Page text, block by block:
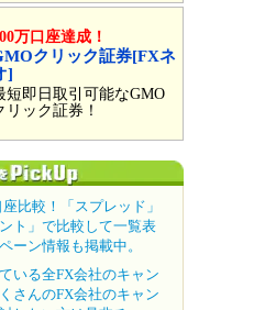
万口座達成！
クリック証券[FXネ
]
短即日取引可能なGMO
リック証券！
比較！「スプレッド」
ト」で比較して一覧表
ーン情報も掲載中。
いる全FX会社のキャン
さんのFX会社のキャン